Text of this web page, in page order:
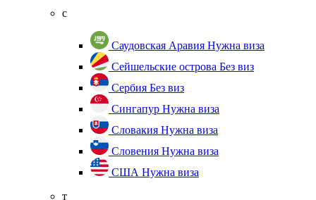
с
Саудовская Аравия Нужна виза
Сейшельские острова Без виз
Сербия Без виз
Сингапур Нужна виза
Словакия Нужна виза
Словения Нужна виза
США Нужна виза
т